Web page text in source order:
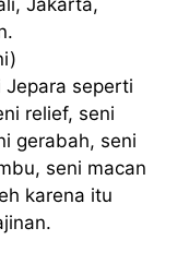
Jepara seperti
relief, seni
gerabah, seni
seni macan
karena itu